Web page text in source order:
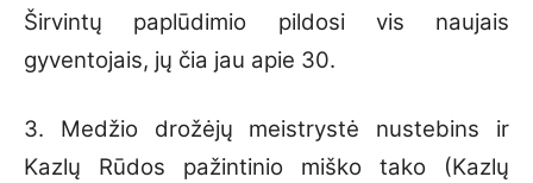
Širvintų paplūdimio pildosi vis naujais
gyventojais, jų čia jau apie 30.
3. Medžio drožėjų meistrystė nustebins ir
Kazlų Rūdos pažintinio miško tako (Kazlų